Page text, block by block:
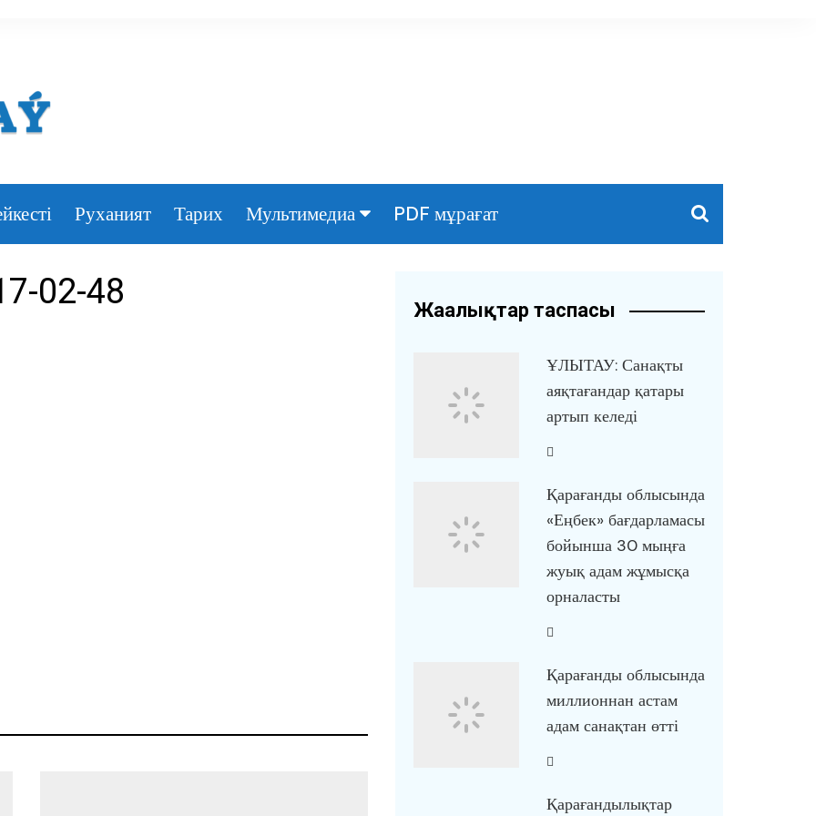
Руханият Тарих Мультимедиа PDF мұрағат
02-48 Жаңалықтар таспасы
ҰЛЫТАУ: Санақты
аяқтағандар қатары
артып келеді
Қарағанды облысында
«Еңбек» бағдарламасы
бойынша 30 мыңға
жуық адам жұмысқа
орналасты
Қарағанды облысында
миллионнан астам
адам санақтан өтті
Қарағандылықтар